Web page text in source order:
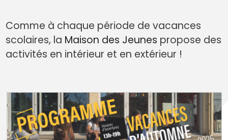
Comme à chaque période de vacances
scolaires, la Maison des Jeunes propose des
activités en intérieur et en extérieur !